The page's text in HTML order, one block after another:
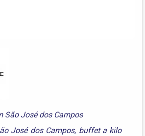
São José dos Campos
José dos Campos, buffet a kilo